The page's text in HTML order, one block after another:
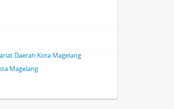
Daerah Kota Magelang
Magelang